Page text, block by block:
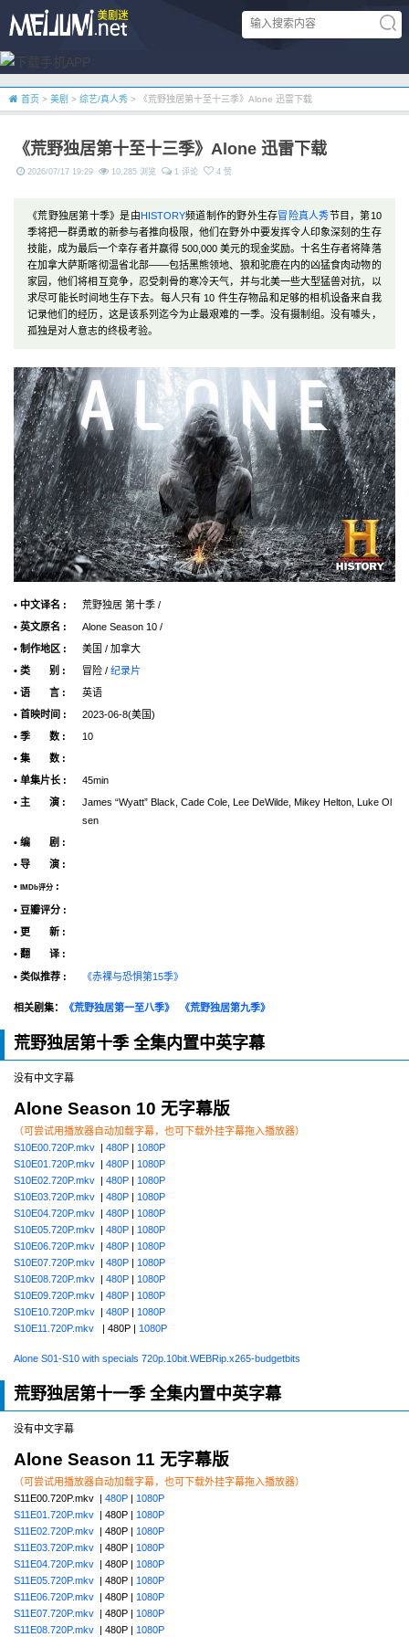
首页 > 美剧 > 综艺/真人秀 > 《荒野独居第十至十三季》Alone 迅雷下载
《荒野独居第十至十三季》Alone 迅雷下载
2026/07/17 19:29 10,285 浏览 1 评论 4 赞
《荒野独居第十季》是由HISTORY频道制作的野外生存冒险真人秀节目，第10
季将把一群勇敢的新参与者推向极限，他们在野外中要发挥令人印象深刻的生存
技能，成为最后一个幸存者并赢得 500,000 美元的现金奖励。十名生存者将降落
在加拿大萨斯喀彻温省北部——包括黑熊领地、狼和驼鹿在内的凶猛食肉动物的
家园，他们将相互竞争，忍受刺骨的寒冷天气，并与北美一些大型猛兽对抗，以
求尽可能长时间地生存下去。每人只有 10 件生存物品和足够的相机设备来自我
记录他们的经历，这是该系列迄今为止最艰难的一季。没有摄制组。没有噱头，
孤独是对人意志的终极考验。
• 中文译名 :
荒野独居 第十季 /
• 英文原名 :
Alone Season 10 /
• 制作地区 :
美国 / 加拿大
• 类 别 :
冒险 / 纪录片
• 语 言 :
英语
• 首映时间 :
2023-06-8(美国)
• 季 数 :
10
• 集 数 :
• 单集片长 :
45min
• 主 演 :
James “Wyatt” Black, Cade Cole, Lee DeWilde, Mikey Helton, Luke Ol
sen
• 编 剧 :
• 导 演 :
•
IMDb评分 :
• 豆瓣评分 :
• 更 新 :
• 翻 译 :
• 类似推荐 : 《赤裸与恐惧第15季》
相关剧集： 《荒野独居第一至八季》 《荒野独居第九季》
荒野独居第十季 全集内置中英字幕
没有中文字幕
Alone Season 10 无字幕版
（可尝试用播放器自动加载字幕，也可下载外挂字幕拖入播放器）
S10E00.720P.mkv | 480P | 1080P
S10E01.720P.mkv | 480P | 1080P
S10E02.720P.mkv | 480P | 1080P
S10E03.720P.mkv | 480P | 1080P
S10E04.720P.mkv | 480P | 1080P
S10E05.720P.mkv | 480P | 1080P
S10E06.720P.mkv | 480P | 1080P
S10E07.720P.mkv | 480P | 1080P
S10E08.720P.mkv | 480P | 1080P
S10E09.720P.mkv | 480P | 1080P
S10E10.720P.mkv | 480P | 1080P
S10E11.720P.mkv | 480P | 1080P
Alone S01-S10 with specials 720p.10bit.WEBRip.x265-budgetbits
荒野独居第十一季 全集内置中英字幕
没有中文字幕
Alone Season 11 无字幕版
（可尝试用播放器自动加载字幕，也可下载外挂字幕拖入播放器）
S11E00.720P.mkv | 480P | 1080P
S11E01.720P.mkv | 480P | 1080P
S11E02.720P.mkv | 480P | 1080P
S11E03.720P.mkv | 480P | 1080P
S11E04.720P.mkv | 480P | 1080P
S11E05.720P.mkv | 480P | 1080P
S11E06.720P.mkv | 480P | 1080P
S11E07.720P.mkv | 480P | 1080P
S11E08.720P.mkv | 480P | 1080P